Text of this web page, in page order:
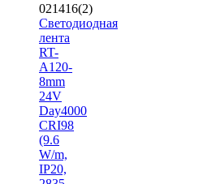
021416(2)
Светодиодная
лента
RT-
A120-
8mm
24V
Day4000
CRI98
(9.6
W/m,
IP20,